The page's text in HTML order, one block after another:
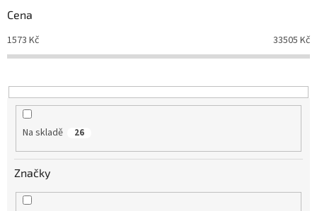
r
o
d
u
t
ů
Cena
1573 Kč 33505 Kč
Na skladě 26
Značky